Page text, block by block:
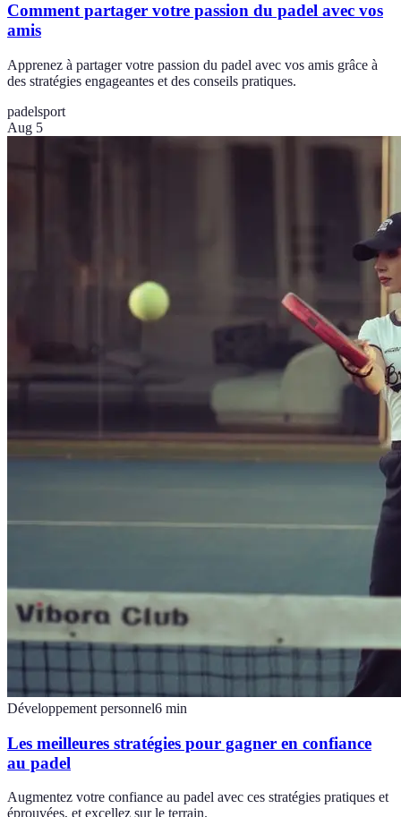
Comment partager votre passion du padel avec vos
amis
Apprenez à partager votre passion du padel avec vos amis grâce à
des stratégies engageantes et des conseils pratiques.
padelsport
Aug 5
Développement personnel6 min
Les meilleures stratégies pour gagner en confiance
au padel
Augmentez votre confiance au padel avec ces stratégies pratiques et
éprouvées, et excellez sur le terrain.